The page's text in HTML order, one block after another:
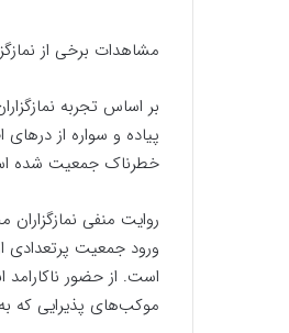
مشاهدات برخی از
بر اساس تجربه
پیاده و سواره از
خطرناک جمعیت شده
روایت منفی
ورود جمعیت پرتعدادی
است. از حضور ناکارامد
موکب‌های پذیرایی که